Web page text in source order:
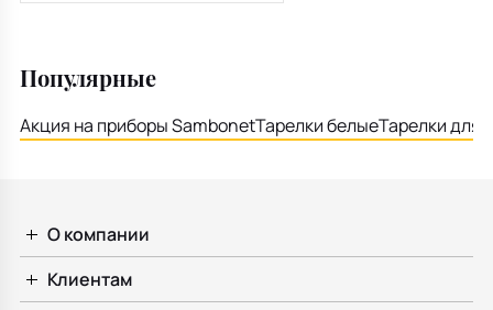
Популярные
Акция на приборы SambonetТарелки белыеТарелки для
О компании
Клиентам